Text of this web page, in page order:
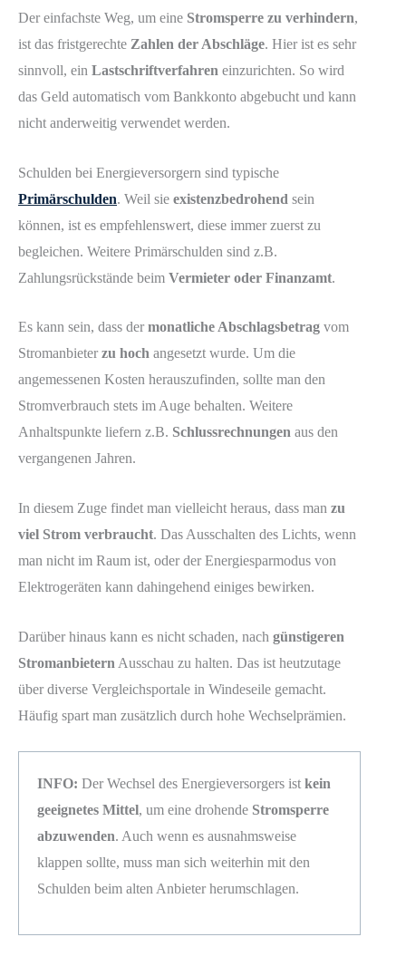
Der einfachste Weg, um eine Stromsperre zu verhindern,
ist das fristgerechte Zahlen der Abschläge. Hier ist es sehr
sinnvoll, ein Lastschriftverfahren einzurichten. So wird
das Geld automatisch vom Bankkonto abgebucht und kann
nicht anderweitig verwendet werden.
Schulden bei Energieversorgern sind typische
Primärschulden. Weil sie existenzbedrohend sein
können, ist es empfehlenswert, diese immer zuerst zu
begleichen. Weitere Primärschulden sind z.B.
Zahlungsrückstände beim Vermieter oder Finanzamt.
Es kann sein, dass der monatliche Abschlagsbetrag vom
Stromanbieter zu hoch angesetzt wurde. Um die
angemessenen Kosten herauszufinden, sollte man den
Stromverbrauch stets im Auge behalten. Weitere
Anhaltspunkte liefern z.B. Schlussrechnungen aus den
vergangenen Jahren.
In diesem Zuge findet man vielleicht heraus, dass man zu
viel Strom verbraucht. Das Ausschalten des Lichts, wenn
man nicht im Raum ist, oder der Energiesparmodus von
Elektrogeräten kann dahingehend einiges bewirken.
Darüber hinaus kann es nicht schaden, nach günstigeren
Stromanbietern Ausschau zu halten. Das ist heutzutage
über diverse Vergleichsportale in Windeseile gemacht.
Häufig spart man zusätzlich durch hohe Wechselprämien.
INFO: Der Wechsel des Energieversorgers ist kein
geeignetes Mittel, um eine drohende Stromsperre
abzuwenden. Auch wenn es ausnahmsweise
klappen sollte, muss man sich weiterhin mit den
Schulden beim alten Anbieter herumschlagen.